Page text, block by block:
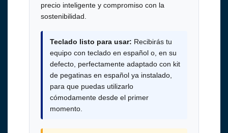
precio inteligente y compromiso con la
sostenibilidad.
Teclado listo para usar: Recibirás tu
equipo con teclado en español o, en su
defecto, perfectamente adaptado con kit
de pegatinas en español ya instalado,
para que puedas utilizarlo
cómodamente desde el primer
momento.